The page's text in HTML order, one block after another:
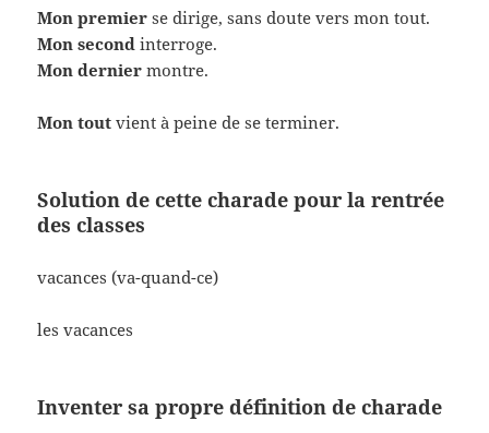
Mon premier se dirige, sans doute vers mon tout.
Mon second interroge.
Mon dernier montre.
Mon tout vient à peine de se terminer.
Solution de cette charade pour la rentrée
des classes
vacances (va-quand-ce)
les vacances
Inventer sa propre définition de charade